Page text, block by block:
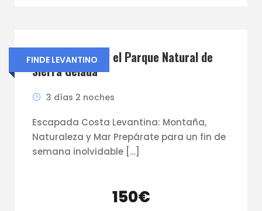
FINDE LEVANTINO
Puig Campana y el Parque Natural de
Sierra Gelada
3 días 2 noches
Escapada Costa Levantina: Montaña,
Naturaleza y Mar Prepárate para un fin de
semana inolvidable […]
150€